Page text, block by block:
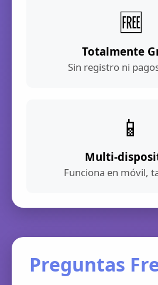
🆓
Totalmente
Sin registro ni
📱
Multi-
Funciona en móvil,
Preguntas